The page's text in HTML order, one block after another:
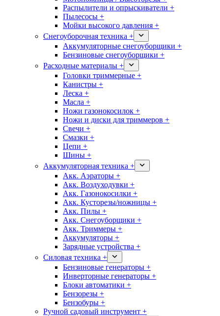
Распылители и опрыскиватели +
Пылесосы +
Мойки высокого давления +
Снегоуборочная техника +
Аккумуляторные снегоуборщики +
Бензиновые снегоуборщики +
Расходные материалы +
Головки триммерные +
Канистры +
Леска +
Масла +
Ножи газонокосилок +
Ножи и диски для триммеров +
Свечи +
Смазки +
Цепи +
Шины +
Аккумуляторная техника +
Акк. Аэраторы +
Акк. Воздуходувки +
Акк. Газонокосилки +
Акк. Кусторезы/ножницы +
Акк. Пилы +
Акк. Снегоуборщики +
Акк. Триммеры +
Аккумуляторы +
Зарядные устройства +
Силовая техника +
Бензиновые генераторы +
Инверторные генераторы +
Блоки автоматики +
Бензорезы +
Бензобуры +
Ручной садовый инструмент +